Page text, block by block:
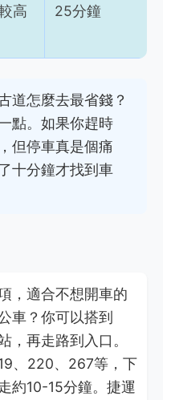
高 25分鐘
道怎麼去最省錢？
點。如果你趕時
但停車真是個痛
十分鐘才找到車
，適合不想開車的
車？你可以搭到
，再走路到入口。
、220、267等，下
約10-15分鐘。捷運